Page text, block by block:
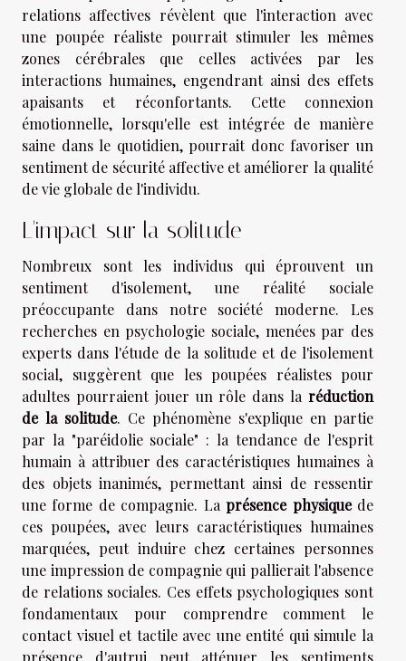
relations affectives révèlent que l'interaction avec
une poupée réaliste pourrait stimuler les mêmes
zones cérébrales que celles activées par les
interactions humaines, engendrant ainsi des effets
apaisants et réconfortants. Cette connexion
émotionnelle, lorsqu'elle est intégrée de manière
saine dans le quotidien, pourrait donc favoriser un
sentiment de sécurité affective et améliorer la qualité
de vie globale de l'individu.
L'impact sur la solitude
Nombreux sont les individus qui éprouvent un
sentiment d'isolement, une réalité sociale
préoccupante dans notre société moderne. Les
recherches en psychologie sociale, menées par des
experts dans l'étude de la solitude et de l'isolement
social, suggèrent que les poupées réalistes pour
adultes pourraient jouer un rôle dans la réduction
de la solitude. Ce phénomène s'explique en partie
par la "paréidolie sociale" : la tendance de l'esprit
humain à attribuer des caractéristiques humaines à
des objets inanimés, permettant ainsi de ressentir
une forme de compagnie. Laprésence physiquede
ces poupées, avec leurs caractéristiques humaines
marquées, peut induire chez certaines personnes
une impression de compagnie qui pallierait l'absence
de relations sociales. Ces effets psychologiques sont
fondamentaux pour comprendre comment le
contact visuel et tactile avec une entité qui simule la
présence d'autrui peut atténuer les sentiments